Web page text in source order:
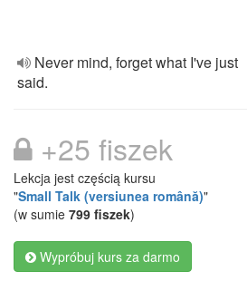
Never mind, forget what I've just
said.
+25 fiszek
Lekcja jest częścią kursu
"Small Talk (versiunea română)"
(w sumie 799 fiszek)
Wypróbuj kurs za darmo